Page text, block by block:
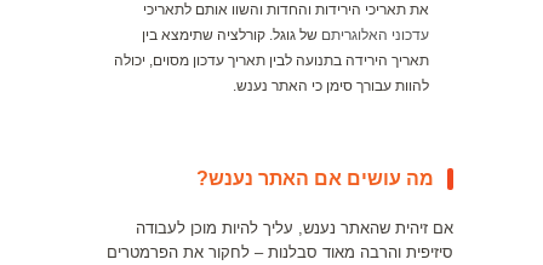
את תאריכי הירידות והחדות והשוו אותם לתאריכי
עדכוני האלוגריתם של גוגל. קורלציה שתימצא בין
תאריך הירידה בתנועה לבין תאריך עדכון מסוים, יכולה
להוות עבורך סימן כי האתר נענש.
מה עושים אם האתר נענש?
אם זיהית שהאתר נענש, עליך להיות מוכן לעבודה
סיזיפית והרבה מאוד סבלנות – לחקור את הפרמטרים